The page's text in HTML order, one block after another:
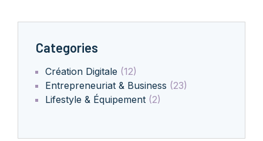
Categories
Création Digitale (12)
Entrepreneuriat & Business (23)
Lifestyle & Équipement (2)